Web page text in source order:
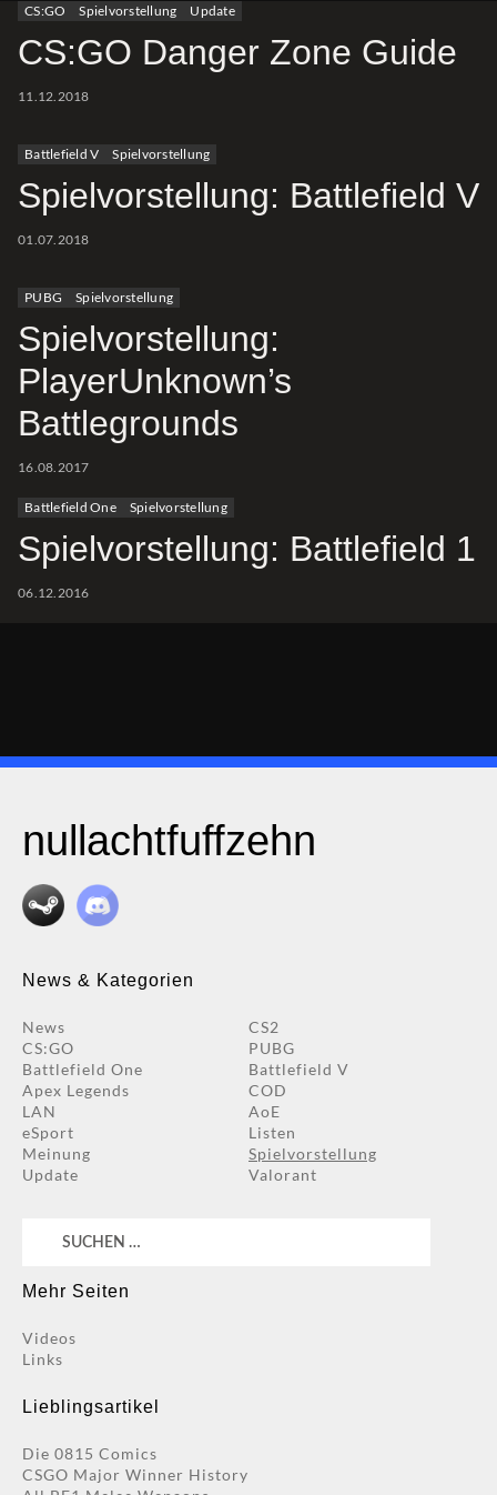
CS:GO Spielvorstellung Update
CS:GO Danger Zone Guide
11.12.2018
Battlefield V Spielvorstellung
Spielvorstellung: Battlefield V
01.07.2018
PUBG Spielvorstellung
Spielvorstellung:
PlayerUnknown’s
Battlegrounds
16.08.2017
Battlefield One Spielvorstellung
Spielvorstellung: Battlefield 1
06.12.2016
nullachtfuffzehn
News & Kategorien
News
CS2
CS:GO
PUBG
Battlefield One
Battlefield V
Apex Legends
COD
LAN
AoE
eSport
Listen
Meinung
Spielvorstellung
Update
Valorant
Suchen
Mehr Seiten
Videos
Links
Lieblingsartikel
Die 0815 Comics
CSGO Major Winner History